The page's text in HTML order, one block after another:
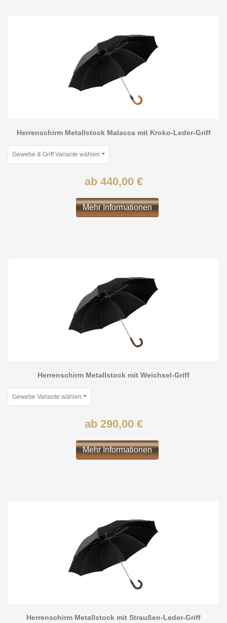
Herrenschirm Metallstock Malacca mit Kroko-Leder-Griff
Gewebe & Griff Variante wählen
ab 440,00 €
Mehr Informationen
Herrenschirm Metallstock mit Weichsel-Griff
Gewebe Variante wählen
ab 290,00 €
Mehr Informationen
Herrenschirm Metallstock mit Straußen-Leder-Griff